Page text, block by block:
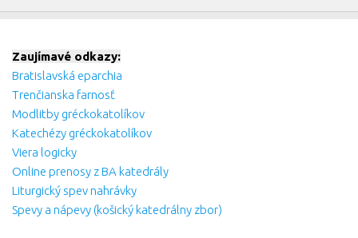
Zaujímavé odkazy:
Bratislavská eparchia
Trenčianska farnosť
Modlitby gréckokatolíkov
Katechézy gréckokatolíkov
Viera logicky
Online prenosy z BA katedrály
Liturgický spev nahrávky
Spevy a nápevy (košický katedrálny zbor)